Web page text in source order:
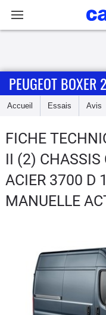
Accueil
Essais
Guide
d'achat
Utilitaires
Flottes
PEUGEOT BOXER 2
Accueil Essais Avis
FICHE
II (2) CHASSIS
ACIER 3700 D
MANUELLE